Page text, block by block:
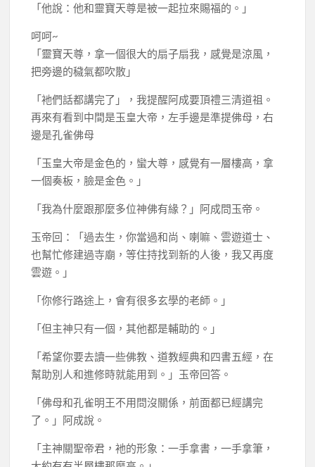
「他說：他和靈寶天尊是被一起拉來賜福的。」
呵呵~
「靈寶天尊，拿一個很大的扇子扇我，感覺是涼風，
把旁邊的穢氣都吹散」
「衪們話都講完了」，我提醒阿成要頂禮三清道祖。
再來有看到中間是玉皇大帝，左手邊是準提佛母，右
邊是孔雀佛母
「玉皇大帝是金色的，蠻大尊，感覺有一層樓高，拿
一個奏板，臉是金色。」
「我為什麼跟那麼多位神佛有緣？」阿成問玉帝。
玉帝回：「過去生，你當過和尚、喇嘛、雲遊道士、
也幫忙修建過寺廟，等住持找到新的人後，我又再度
雲遊。」
「你修行路途上，會有很多玄學的老師。」
「但主神只有一個，其他都是輔助的。」
「希望你要去讀一些佛教、道教經典和四書五經，在
幫助別人和進修時就能用到。」玉帝回答。
「佛母和孔雀明王不用問沒關係，前面都已經講完
了。」阿成說。
「主神關聖帝君，衪的形象：一手拿書，一手拿筆，